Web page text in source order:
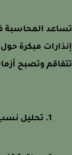
مبكرة حول
وتصبح أزمات
تحليل نسب